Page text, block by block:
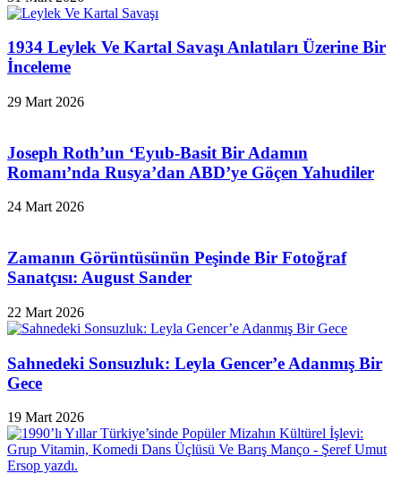
1934 Leylek Ve Kartal Savaşı Anlatıları Üzerine Bir
İnceleme
29 Mart 2026
Joseph Roth’un ‘Eyub-Basit Bir Adamın
Romanı’nda Rusya’dan ABD’ye Göçen Yahudiler
24 Mart 2026
Zamanın Görüntüsünün Peşinde Bir Fotoğraf
Sanatçısı: August Sander
22 Mart 2026
Sahnedeki Sonsuzluk: Leyla Gencer’e Adanmış Bir
Gece
19 Mart 2026